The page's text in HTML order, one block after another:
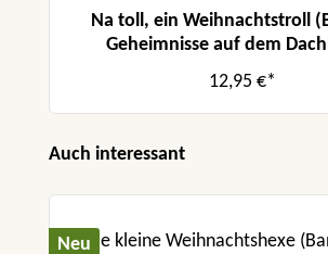
Na toll, ein Weihnachtstroll
Geheimnisse auf dem
12,95 €*
Produktgalerie überspringen
Auch interessant
Neu